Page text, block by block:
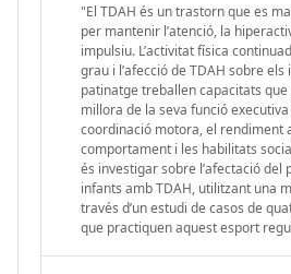
"El TDAH és un trastorn que es
per mantenir l’atenció, la
impulsiu. L’activitat física
grau i l’afecció de TDAH sobre
patinatge treballen capacitats
millora de la seva funció
coordinació motora, el rendiment
comportament i les habilitats
és investigar sobre l’afectació del
infants amb TDAH, utilitzant una
través d’un estudi de casos de
que practiquen aquest esport